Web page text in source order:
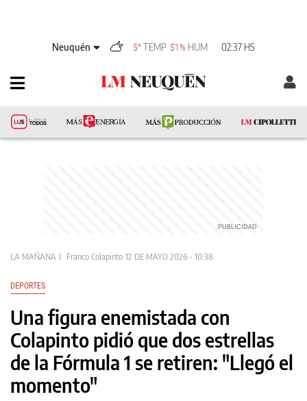
Neuquén 5° TEMP 51% HUM 02:37 HS
LA MAÑANA Franco Colapinto 12 DE MAYO 2026 - 10:38
DEPORTES
Una figura enemistada con
Colapinto pidió que dos estrellas
de la Fórmula 1 se retiren: "Llegó el
momento"